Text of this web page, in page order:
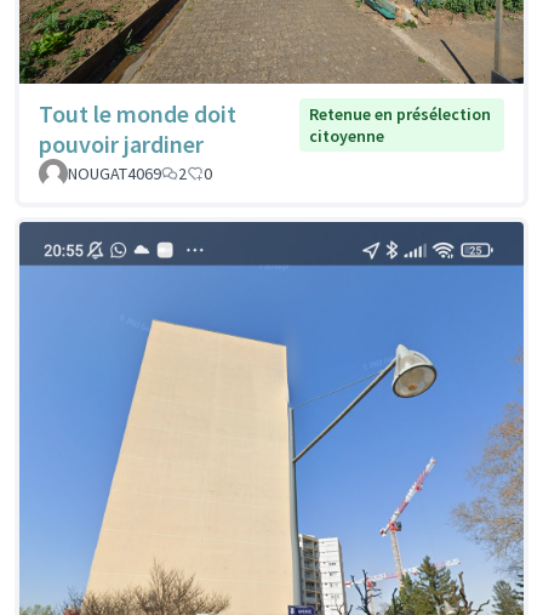
Tout le monde doit
pouvoir jardiner
Retenue en présélection
citoyenne
NOUGAT4069
2 0